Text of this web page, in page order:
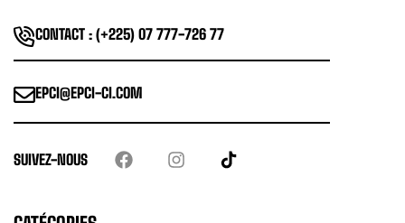
CONTACT : (+225) 07 777-726 77
EPCI@EPCI-CI.COM
SUIVEZ-NOUS